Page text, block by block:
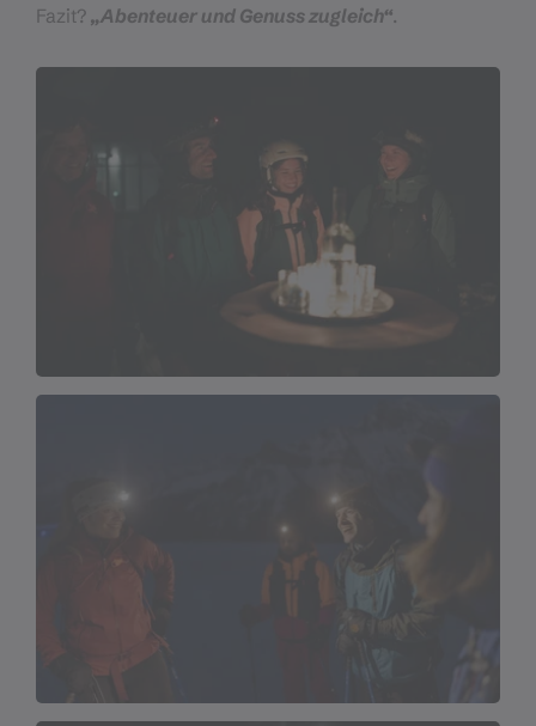
Fazit? „Abenteuer und Genuss zugleich“.